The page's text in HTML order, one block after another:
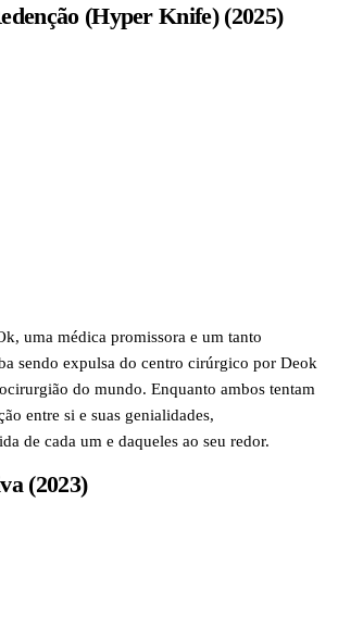
(Hyper Knife) (2025)
uma médica promissora e um tanto
sendo expulsa do centro cirúrgico por Deok
do mundo. Enquanto ambos tentam
entre si e suas genialidades,
de cada um e daqueles ao seu redor.
(2023)